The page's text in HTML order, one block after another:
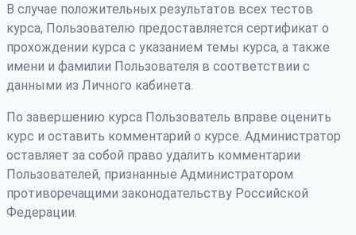
В случае положительных результатов всех тестов
курса, Пользователю предоставляется сертификат о
прохождении курса с указанием темы курса, а также
имени и фамилии Пользователя в соответствии с
данными из Личного кабинета.
По завершению курса Пользователь вправе оценить
курс и оставить комментарий о курсе. Администратор
оставляет за собой право удалить комментарии
Пользователей, признанные Администратором
противоречащими законодательству Российской
Федерации.